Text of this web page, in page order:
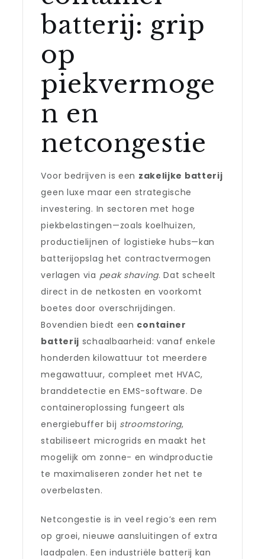
batterij: grip
op
piekvermoge
n en
netcongestie
Voor bedrijven is een zakelijke batterij
geen luxe maar een strategische
investering. In sectoren met hoge
piekbelastingen—zoals koelhuizen,
productielijnen of logistieke hubs—kan
batterijopslag het contractvermogen
verlagen via peak shaving. Dat scheelt
direct in de netkosten en voorkomt
boetes door overschrijdingen.
Bovendien biedt een container
batterij schaalbaarheid: vanaf enkele
honderden kilowattuur tot meerdere
megawattuur, compleet met HVAC,
branddetectie en EMS-software. De
containeroplossing fungeert als
energiebuffer bij stroomstoring,
stabiliseert microgrids en maakt het
mogelijk om zonne- en windproductie
te maximaliseren zonder het net te
overbelasten.
Netcongestie is in veel regio’s een rem
op groei, nieuwe aansluitingen of extra
laadpalen. Een industriële batterij kan